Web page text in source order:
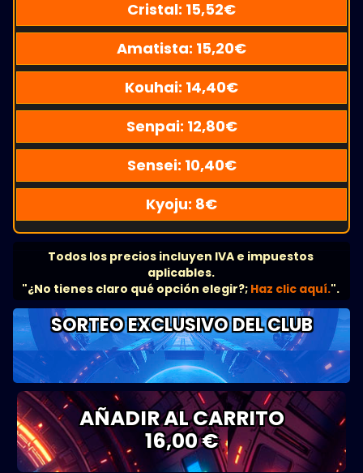
Cristal: 15,52€
Amatista: 15,20€
Kouhai: 14,40€
Senpai: 12,80€
Sensei: 10,40€
Kyoju: 8€
Todos los precios incluyen IVA e impuestos
aplicables.
"¿No tienes claro qué opción elegir?; Haz clic aquí.".
SORTEO EXCLUSIVO DEL CLUB
AÑADIR AL CARRITO
16,00 €